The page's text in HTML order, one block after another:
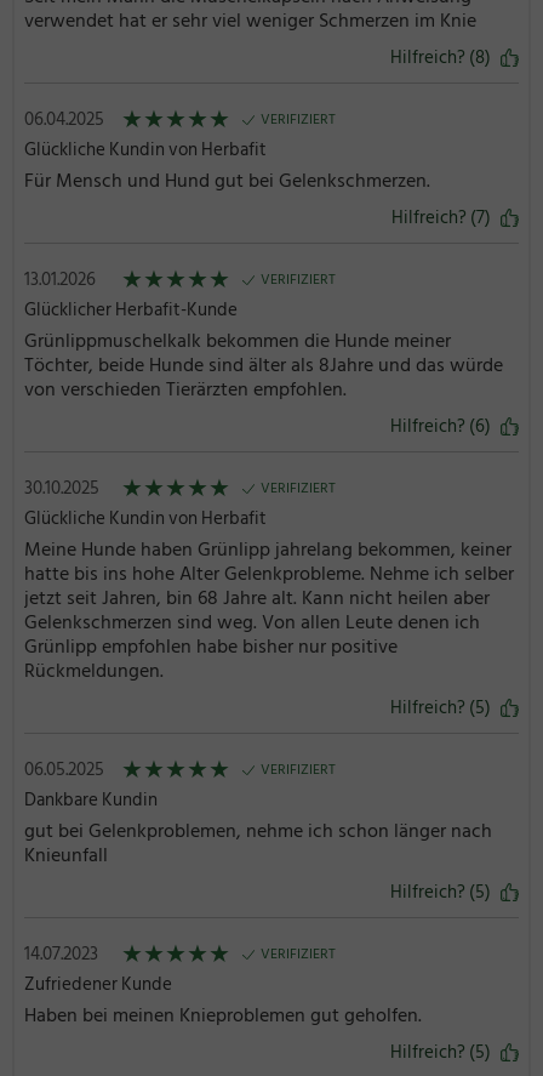
verwendet hat er sehr viel weniger Schmerzen im Knie
Hilfreich? (8)
06.04.2025 ★★★★★ VERIFIZIERT
Glückliche Kundin von Herbafit
Für Mensch und Hund gut bei Gelenkschmerzen.
Hilfreich? (7)
13.01.2026 ★★★★★ VERIFIZIERT
Glücklicher Herbafit-Kunde
Grünlippmuschelkalk bekommen die Hunde meiner
Töchter, beide Hunde sind älter als 8Jahre und das würde
von verschieden Tierärzten empfohlen.
Hilfreich? (6)
30.10.2025 ★★★★★ VERIFIZIERT
Glückliche Kundin von Herbafit
Meine Hunde haben Grünlipp jahrelang bekommen, keiner
hatte bis ins hohe Alter Gelenkprobleme. Nehme ich selber
jetzt seit Jahren, bin 68 Jahre alt. Kann nicht heilen aber
Gelenkschmerzen sind weg. Von allen Leute denen ich
Grünlipp empfohlen habe bisher nur positive
Rückmeldungen.
Hilfreich? (5)
06.05.2025 ★★★★★ VERIFIZIERT
Dankbare Kundin
gut bei Gelenkproblemen, nehme ich schon länger nach
Knieunfall
Hilfreich? (5)
14.07.2023 ★★★★★ VERIFIZIERT
Zufriedener Kunde
Haben bei meinen Knieproblemen gut geholfen.
Hilfreich? (5)